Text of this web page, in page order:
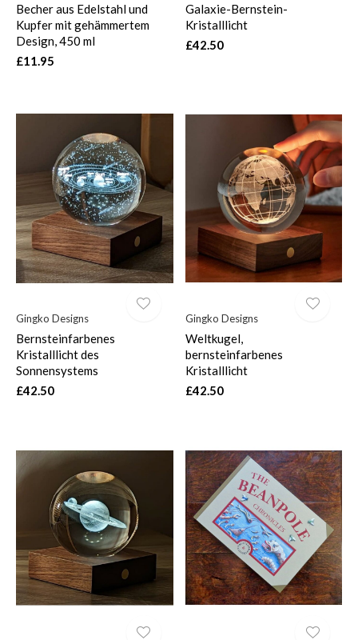
Becher aus Edelstahl und
Kupfer mit gehämmertem
Design, 450 ml
£11.95
Galaxie-Bernstein-
Kristalllicht
£42.50
Gingko Designs
Bernsteinfarbenes
Kristalllicht des
Sonnensystems
£42.50
Gingko Designs
Weltkugel,
bernsteinfarbenes
Kristalllicht
£42.50